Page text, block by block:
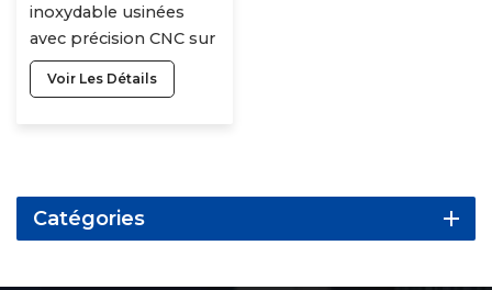
inoxydable usinées
avec précision CNC sur
mesure en usine
Éléments structurels
mesure
Voir Les Détails
Catégories